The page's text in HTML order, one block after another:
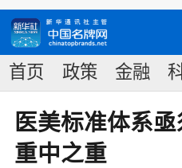
首页 政策 金融
医美标准体系
重中之重